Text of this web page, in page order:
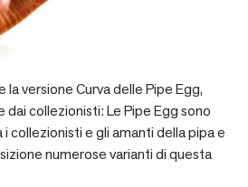
la versione Curva delle Pipe Egg,
collezionisti: Le Pipe Egg sono
collezionisti e gli amanti della pipa e
numerose varianti di questa